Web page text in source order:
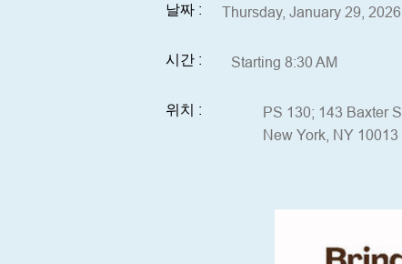
날짜 : Thursday, January 29, 2026
시간 : Starting 8:30 AM
위치 :
PS 130; 143 Baxter
New York, NY 10013